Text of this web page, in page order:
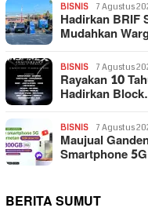
BISNIS 7 Agustus
Hadirkan BRIF
Mudahkan
BISNIS 7 Agustus
Rayakan 10
Hadirkan
BISNIS 7 Agustus
Maujual
Smartphone
BERITA SUMUT